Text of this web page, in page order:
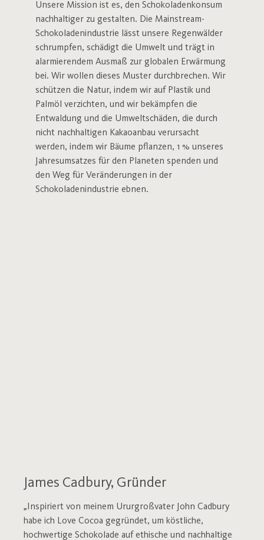
Unsere Mission ist es, den Schokoladenkonsum
nachhaltiger zu gestalten. Die Mainstream-
Schokoladenindustrie lässt unsere Regenwälder
schrumpfen, schädigt die Umwelt und trägt in
alarmierendem Ausmaß zur globalen Erwärmung
bei. Wir wollen dieses Muster durchbrechen. Wir
schützen die Natur, indem wir auf Plastik und
Palmöl verzichten, und wir bekämpfen die
Entwaldung und die Umweltschäden, die durch
nicht nachhaltigen Kakaoanbau verursacht
werden, indem wir Bäume pflanzen, 1 % unseres
Jahresumsatzes für den Planeten spenden und
den Weg für Veränderungen in der
Schokoladenindustrie ebnen.
James Cadbury, Gründer
„Inspiriert von meinem Ururgroßvater John Cadbury
habe ich Love Cocoa gegründet, um köstliche,
hochwertige Schokolade auf ethische und nachhaltige